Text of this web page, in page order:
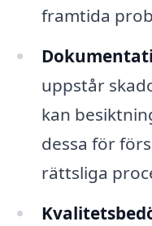
framtida
uppstår
kan
dessa för
rättsliga